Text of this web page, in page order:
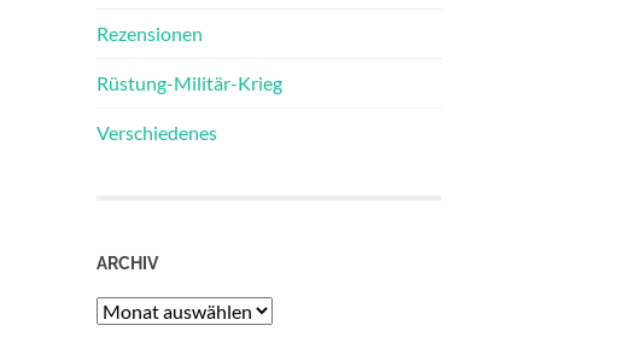
Rezensionen
Rüstung-Militär-Krieg
Verschiedenes
ARCHIV
Archiv